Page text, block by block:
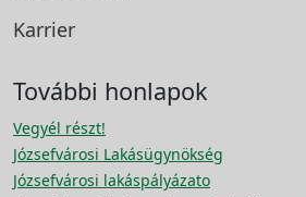
Karrier
További honlapok
Vegyél részt!
Józsefvárosi Lakásügynökség
Józsefvárosi lakáspályázato